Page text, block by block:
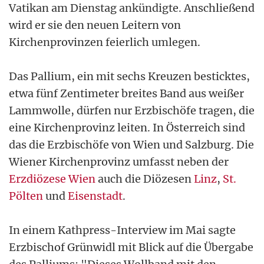
Vatikan am Dienstag ankündigte. Anschließend
wird er sie den neuen Leitern von
Kirchenprovinzen feierlich umlegen.
Das Pallium, ein mit sechs Kreuzen besticktes,
etwa fünf Zentimeter breites Band aus weißer
Lammwolle, dürfen nur Erzbischöfe tragen, die
eine Kirchenprovinz leiten. In Österreich sind
das die Erzbischöfe von Wien und Salzburg. Die
Wiener Kirchenprovinz umfasst neben der
Erzdiözese Wienauch die DiözesenLinz, St.
PöltenundEisenstadt.
In einem Kathpress-Interview im Mai sagte
Erzbischof Grünwidl mit Blick auf die Übergabe